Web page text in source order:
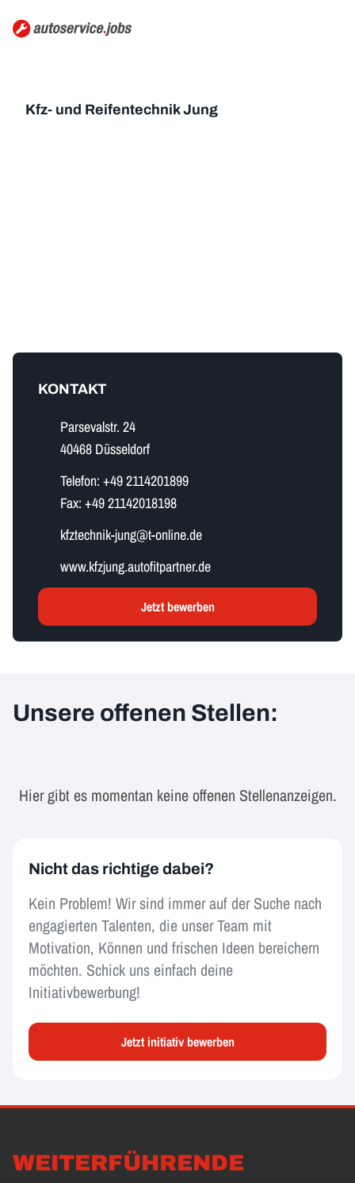
Kfz- und Reifentechnik Jung
KONTAKT
Parsevalstr. 24
40468 Düsseldorf
Telefon: +49 2114201899
Fax: +49 21142018198
k​f​z​t​e​c​h​n​i​k​-​j​u​n​g​@t-online.de
www.kfzjung.autofitpartner.de
Jetzt bewerben
Unsere offenen Stellen:
Hier gibt es momentan keine offenen Stellenanzeigen.
Nicht das richtige dabei?
Kein Problem! Wir sind immer auf der Suche nach
engagierten Talenten, die unser Team mit
Motivation, Können und frischen Ideen bereichern
möchten. Schick uns einfach deine
Initiativbewerbung!
Jetzt initiativ bewerben
WEITERFÜHRENDE